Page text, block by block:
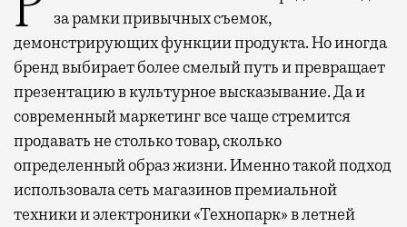
Рекламные кампании техники редко выходят
за рамки привычных съемок,
демонстрирующих функции продукта. Но иногда
бренд выбирает более смелый путь и превращает
презентацию в культурное высказывание. Да и
современный маркетинг все чаще стремится
продавать не столько товар, сколько
определенный образ жизни. Именно такой подход
использовала сеть магазинов премиальной
техники и электроники «Технопарк» в летней